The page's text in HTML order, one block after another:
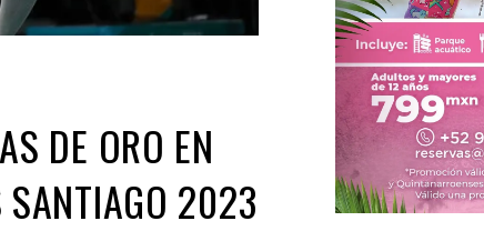
DE ORO EN
SANTIAGO 2023